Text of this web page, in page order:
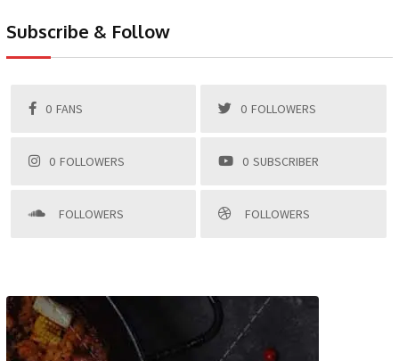
Subscribe & Follow
0 FANS 0 FOLLOWERS
0 FOLLOWERS 0 SUBSCRIBER
FOLLOWERS FOLLOWERS